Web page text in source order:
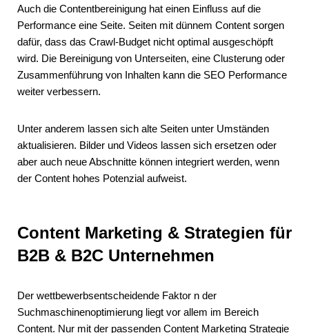
Auch die Contentbereinigung hat einen Einfluss auf die
Performance eine Seite. Seiten mit dünnem Content sorgen
dafür, dass das Crawl-Budget nicht optimal ausgeschöpft
wird. Die Bereinigung von Unterseiten, eine Clusterung oder
Zusammenführung von Inhalten kann die SEO Performance
weiter verbessern.
Unter anderem lassen sich alte Seiten unter Umständen
aktualisieren. Bilder und Videos lassen sich ersetzen oder
aber auch neue Abschnitte können integriert werden, wenn
der Content hohes Potenzial aufweist.
Content Marketing & Strategien für
B2B & B2C Unternehmen
Der wettbewerbsentscheidende Faktor n der
Suchmaschinenoptimierung liegt vor allem im Bereich
Content. Nur mit der passenden Content Marketing Strategie